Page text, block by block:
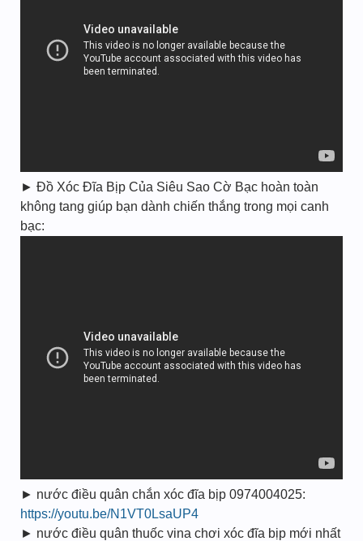
► Đồ Xóc Đĩa Bịp Của Siêu Sao Cờ Bạc hoàn toàn
không tang giúp bạn dành chiến thắng trong mọi canh
bạc:
► nước điều quân chắn xóc đĩa bịp 0974004025:
https://youtu.be/N1VT0LsaUP4
► nước điều quân thuốc vina chơi xóc đĩa bịp mới nhất